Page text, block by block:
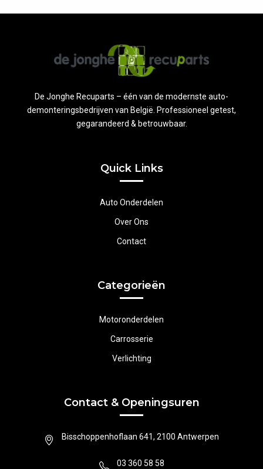
De Jonghe Recuparts – één van de modernste auto-
demonteringsbedrijven van België. Professioneel getest,
gegarandeerd & betrouwbaar.
Quick Links
Auto Onderdelen
Over Ons
Contact
Categorieën
Motoronderdelen
Carrosserie
Verlichting
Contact & Openingsuren
Bisschoppenhoflaan 641, 2100 Antwerpen
03 360 58 58